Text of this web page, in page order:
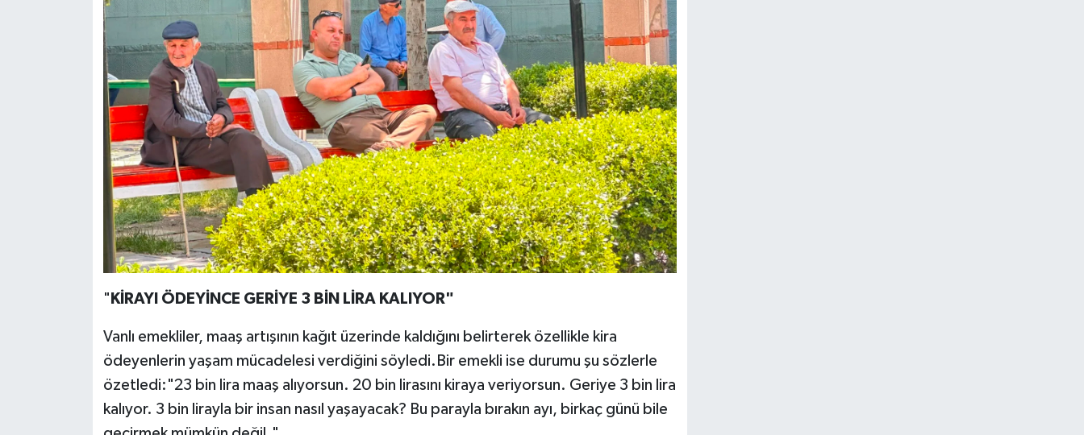
" KİRAYI ÖDEYİNCE GERİYE 3 BİN LİRA KALIYOR"
Vanlı emekliler, maaş artışının kağıt üzerinde kaldığını belirterek özellikle kira
ödeyenlerin yaşam mücadelesi verdiğini söyledi.Bir emekli ise durumu şu sözlerle
özetledi:"23 bin lira maaş alıyorsun. 20 bin lirasını kiraya veriyorsun. Geriye 3 bin lira
kalıyor. 3 bin lirayla bir insan nasıl yaşayacak? Bu parayla bırakın ayı, birkaç günü bile